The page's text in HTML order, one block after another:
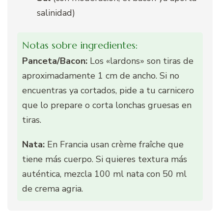
salinidad)
Notas sobre ingredientes:
Panceta/Bacon: Los «lardons» son tiras de
aproximadamente 1 cm de ancho. Si no
encuentras ya cortados, pide a tu carnicero
que lo prepare o corta lonchas gruesas en
tiras.
Nata: En Francia usan crème fraîche que
tiene más cuerpo. Si quieres textura más
auténtica, mezcla 100 ml nata con 50 ml
de crema agria.